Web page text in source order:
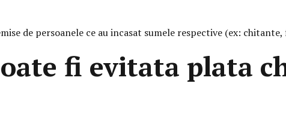
de persoanele ce au incasat sumele respective (ex:
fi evitata plata